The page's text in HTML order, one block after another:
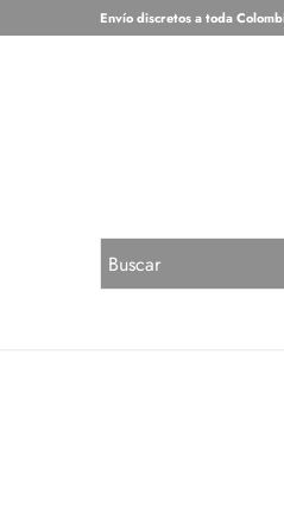
Envío discretos a toda